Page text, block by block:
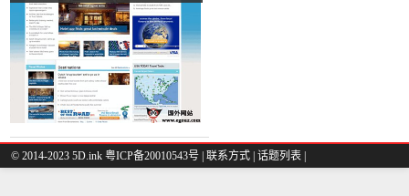
© 2014-2023 5D.ink 粤ICP备20010543号 联系方式 话题列表